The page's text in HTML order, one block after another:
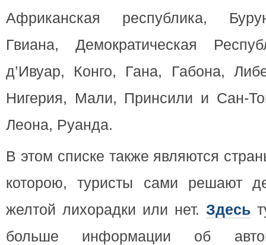
Африканская республика,
Гвиана, Демократическая
д’Ивуар, Конго, Гана, Габона,
Нигерия, Мали, Принсили и Сан-
Леона, Руанда.
В этом списке также являются
которою, туристы сами решают
желтой лихорадки или нет. Здесь
больше информации об